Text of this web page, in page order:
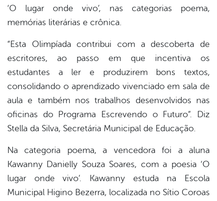
‘O lugar onde vivo’, nas categorias poema,
memórias literárias e crônica.
“Esta Olimpíada contribui com a descoberta de
escritores, ao passo em que incentiva os
estudantes a ler e produzirem bons textos,
consolidando o aprendizado vivenciado em sala de
aula e também nos trabalhos desenvolvidos nas
oficinas do Programa Escrevendo o Futuro”. Diz
Stella da Silva, Secretária Municipal de Educação.
Na categoria poema, a vencedora foi a aluna
Kawanny Danielly Souza Soares, com a poesia ‘O
lugar onde vivo’. Kawanny estuda na Escola
Municipal Higino Bezerra, localizada no Sítio Coroas